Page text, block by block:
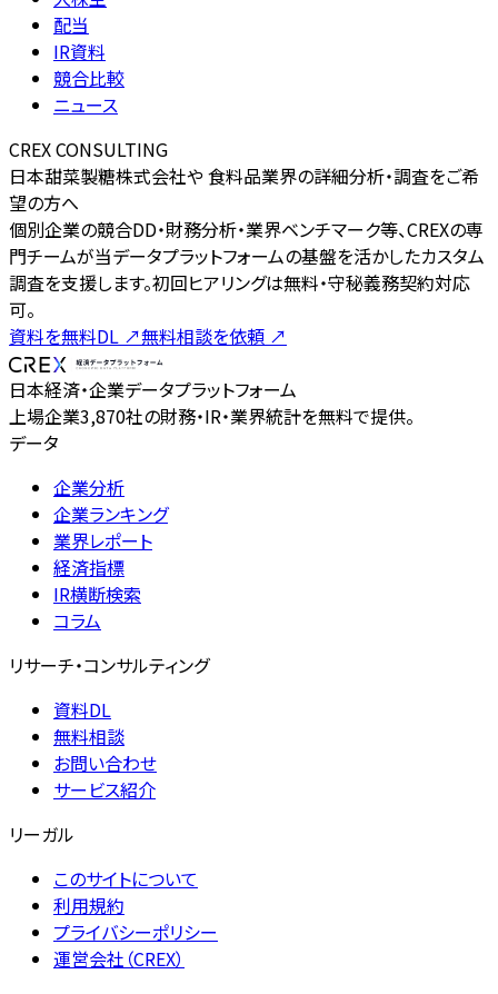
配当
IR資料
競合比較
ニュース
CREX CONSULTING
日本甜菜製糖株式会社や 食料品業界の詳細分析・調査をご希
望の方へ
個別企業の競合DD・財務分析・業界ベンチマーク等、CREXの専
門チームが当データプラットフォームの基盤を活かしたカスタム
調査を支援します。初回ヒアリングは無料・守秘義務契約対応
可。
資料を無料DL ↗無料相談を依頼 ↗
日本経済・企業データプラットフォーム
上場企業3,870社の財務・IR・業界統計を無料で提供。
データ
企業分析
企業ランキング
業界レポート
経済指標
IR横断検索
コラム
リサーチ・コンサルティング
資料DL
無料相談
お問い合わせ
サービス紹介
リーガル
このサイトについて
利用規約
プライバシーポリシー
運営会社（CREX）